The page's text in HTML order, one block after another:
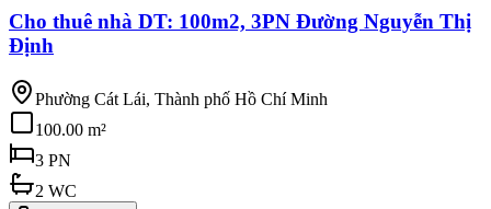
Cho thuê nhà DT: 100m2, 3PN Đường Nguyễn Thị
Định
Phường Cát Lái, Thành phố Hồ Chí Minh
100.00 m²
3 PN
2 WC